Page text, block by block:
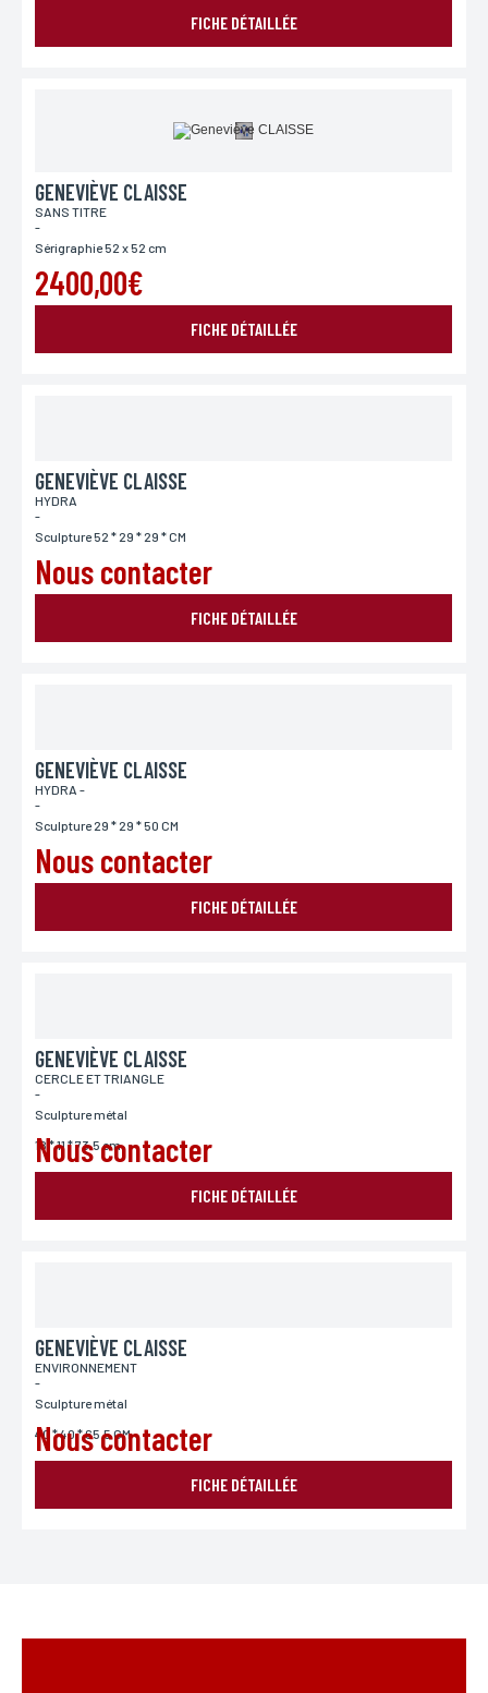
FICHE DÉTAILLÉE
GENEVIÈVE CLAISSE
SANS TITRE
-
Sérigraphie 52 x 52 cm
2400,00€
FICHE DÉTAILLÉE
GENEVIÈVE CLAISSE
HYDRA
-
Sculpture 52 * 29 * 29 * CM
Nous contacter
FICHE DÉTAILLÉE
GENEVIÈVE CLAISSE
HYDRA -
-
Sculpture 29 * 29 * 50 CM
Nous contacter
FICHE DÉTAILLÉE
GENEVIÈVE CLAISSE
CERCLE ET TRIANGLE
-
Sculpture métal
18 * 11 * 73.5 cm
Nous contacter
FICHE DÉTAILLÉE
GENEVIÈVE CLAISSE
ENVIRONNEMENT
-
Sculpture métal
40 * 40 * 65.5 CM
Nous contacter
FICHE DÉTAILLÉE